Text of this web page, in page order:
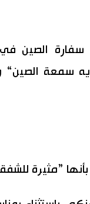
سفارة الصين
سمعة
”مثيرة